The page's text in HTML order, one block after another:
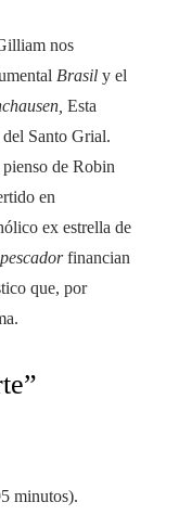
nos
Brasil y el
Esta
Santo Grial.
de Robin
en
ex estrella de
financian
que, por
minutos).